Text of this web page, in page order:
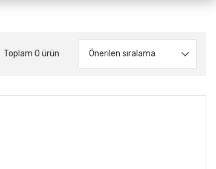
Toplam 0 ürün